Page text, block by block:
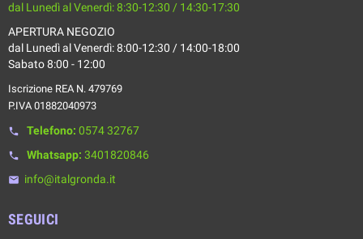
dal Lunedì al Venerdì: 8:30-12:30 / 14:30-17:30
APERTURA NEGOZIO
dal Lunedì al Venerdì: 8:00-12:30 / 14:00-18:00
Sabato 8:00 - 12:00
Iscrizione REA N. 479769
P.IVA 01882040973
phone Telefono: 0574 32767
phone Whatsapp: 3401820846
email info@italgronda.it
SEGUICI